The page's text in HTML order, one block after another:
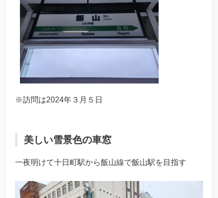
※訪問は2024年３月５日
美しい雪景色の車窓
一夜明けて十日町駅から飯山線で飯山駅を目指す